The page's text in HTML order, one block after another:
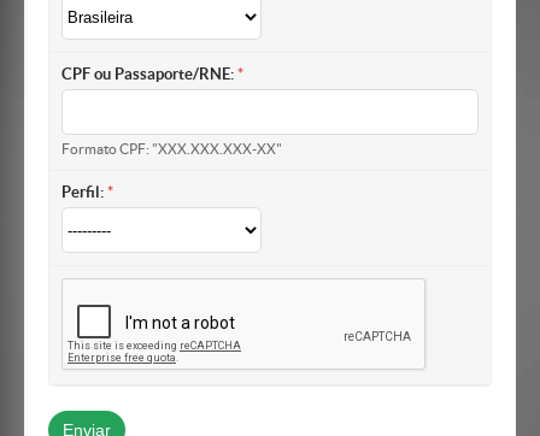
CPF ou Passaporte/RNE:
Formato CPF: "XXX.XXX.XXX-XX"
Perfil: